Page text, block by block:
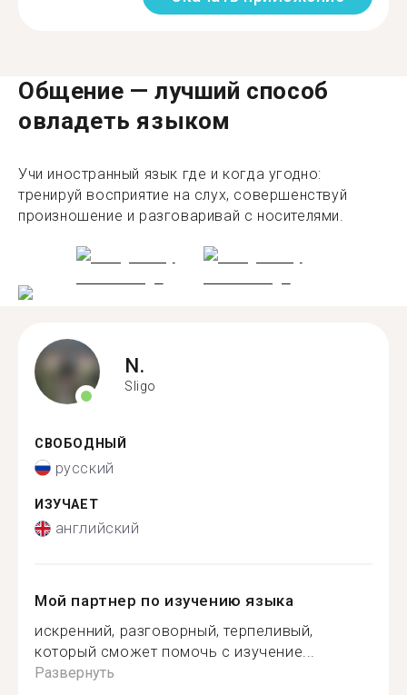
Общение — лучший способ
овладеть языком
Учи иностранный язык где и когда угодно:
тренируй восприятие на слух, совершенствуй
произношение и разговаривай с носителями.
N.
Sligo
СВОБОДНЫЙ
русский
ИЗУЧАЕТ
английский
Мой партнер по изучению языка
искренний, разговорный, терпеливый,
который сможет помочь с изучение...
Развернуть